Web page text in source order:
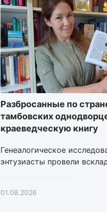
Разбросанные по
тамбовских
краеведческую книгу
Генеалогическое
энтузиасты провели
01.08.2026